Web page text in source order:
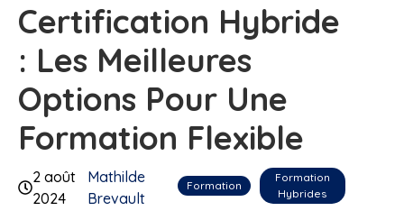
Certification Hybride
: Les Meilleures
Options Pour Une
Formation Flexible
2 août
2024
Mathilde
Brevault
Formation
Formation
Hybrides